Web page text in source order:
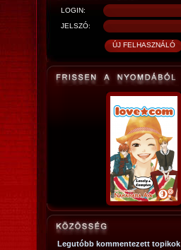
LOGIN:
JELSZÓ:
Legutóbb kommentezett topikok